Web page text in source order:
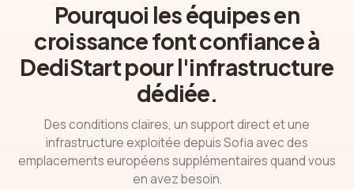
Pourquoi les équipes en
croissance font confiance à
DediStart pour l'infrastructure
dédiée.
Des conditions claires, un support direct et une
infrastructure exploitée depuis Sofia avec des
emplacements européens supplémentaires quand vous
en avez besoin.